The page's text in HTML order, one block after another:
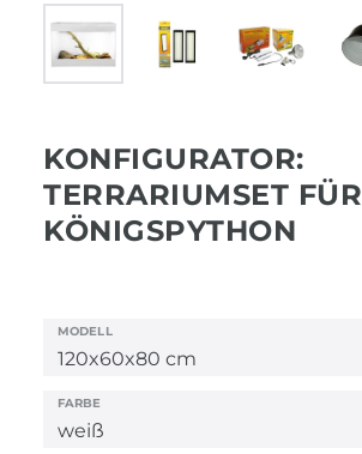
KONFIGURATOR:
TERRARIUMSET FÜR
KÖNIGSPYTHON
MODELL
FARBE